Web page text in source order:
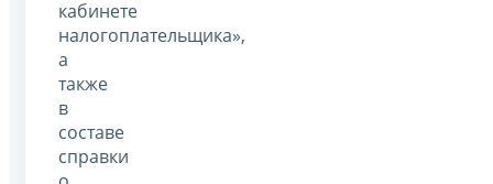
кабинете
налогоплательщика»,
а
также
в
составе
справки